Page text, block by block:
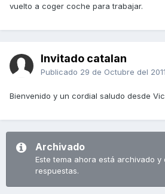
vuelto a coger coche para trabajar.
Invitado catalan
Publicado 29 de Octubre del 2011
Bienvenido y un cordial saludo desde Vic
Archivado
Este tema ahora está archivado
respuestas.